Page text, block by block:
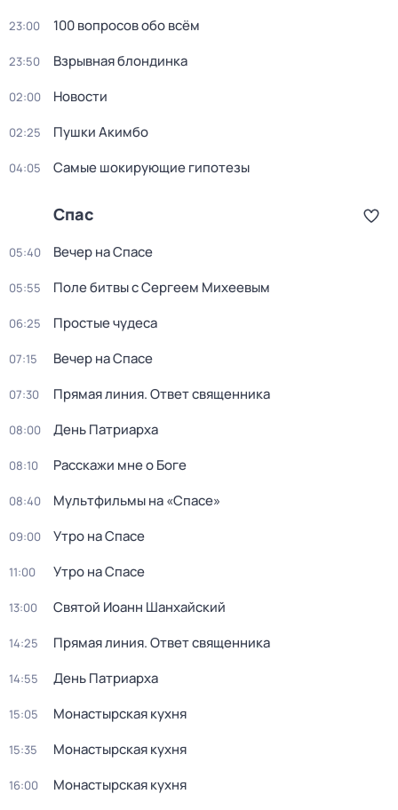
23:00 100 вопросов обо всём
23:50 Взрывная блондинка
02:00 Новости
02:25 Пушки Акимбо
04:05 Самые шoкиpующие гипотезы
Спас
05:40 Вечер на Спасе
05:55 Поле битвы с Сергеем Михеевым
06:25 Простые чудеса
07:15 Вечер на Спасе
07:30 Прямая линия. Ответ священника
08:00 День Патриарха
08:10 Расскажи мне о Боге
08:40 Мультфильмы на «Спасе»
09:00 Утро на Спасе
11:00 Утро на Спасе
13:00 Святой Иоанн Шанхайский
14:25 Прямая линия. Ответ священника
14:55 День Патриарха
15:05 Монастырская кухня
15:35 Монастырская кухня
16:00 Монастырская кухня